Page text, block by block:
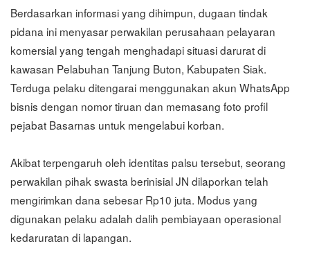
Berdasarkan informasi yang dihimpun, dugaan tindak
pidana ini menyasar perwakilan perusahaan pelayaran
komersial yang tengah menghadapi situasi darurat di
kawasan Pelabuhan Tanjung Buton, Kabupaten Siak.
Terduga pelaku ditengarai menggunakan akun WhatsApp
bisnis dengan nomor tiruan dan memasang foto profil
pejabat Basarnas untuk mengelabui korban.
Akibat terpengaruh oleh identitas palsu tersebut, seorang
perwakilan pihak swasta berinisial JN dilaporkan telah
mengirimkan dana sebesar Rp10 juta. Modus yang
digunakan pelaku adalah dalih pembiayaan operasional
kedaruratan di lapangan.